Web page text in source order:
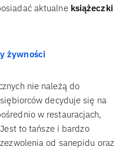
aktualne książeczki
żywności
nie należą do
decyduje się na
w restauracjach,
to tańsze i bardzo
od sanepidu oraz